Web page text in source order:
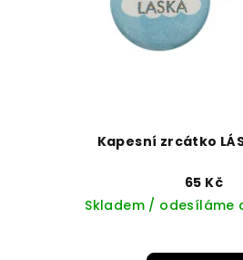
Kapesní zrcátko
65 Kč
Skladem / odesíláme